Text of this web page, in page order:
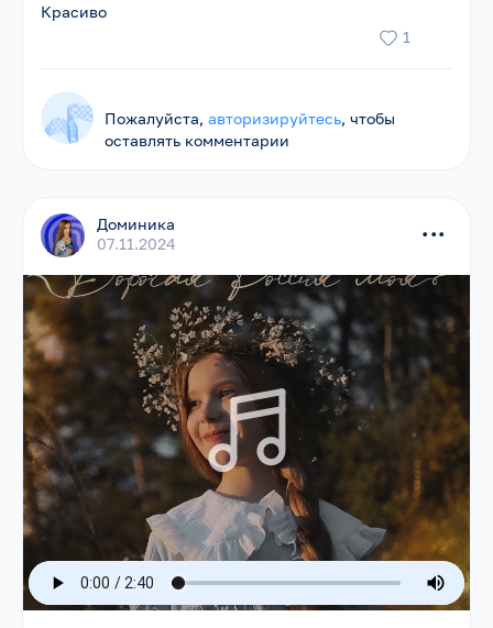
Красиво
1
Пожалуйста,авторизируйтесь, чтобы
оставлять комментарии
Доминика
07.11.2024
...